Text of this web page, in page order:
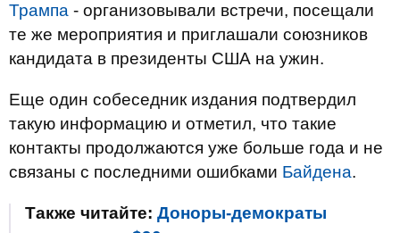
Трампа - организовывали встречи, посещали
те же мероприятия и приглашали союзников
кандидата в президенты США на ужин.
Еще один собеседник издания подтвердил
такую информацию и отметил, что такие
контакты продолжаются уже больше года и не
связаны с последними ошибками Байдена.
Также читайте: Доноры-демократы